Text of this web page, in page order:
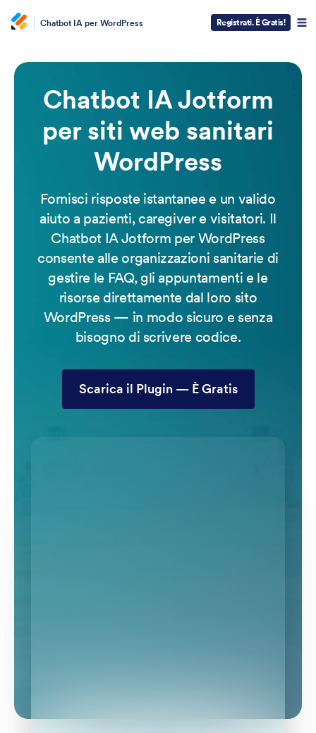
Chatbot IA per WordPress Registrati. È Gratis!
Chatbot IA Jotform
per siti web sanitari
WordPress
Fornisci risposte istantanee e un valido
aiuto a pazienti, caregiver e visitatori. Il
Chatbot IA Jotform per WordPress
consente alle organizzazioni sanitarie di
gestire le FAQ, gli appuntamenti e le
risorse direttamente dal loro sito
WordPress — in modo sicuro e senza
bisogno di scrivere codice.
Scarica il Plugin — È Gratis